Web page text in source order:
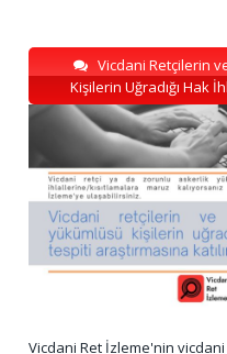
Vicdani Retçilerin
Kişilerin Uğradığı Hak
Vicdani Ret İzleme'nin